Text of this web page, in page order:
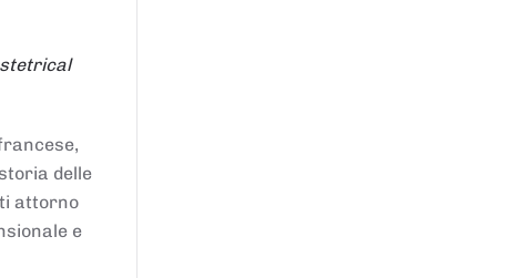
delle
attorno
e